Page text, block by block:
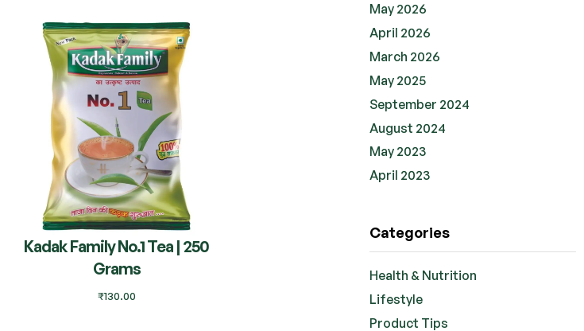
Kadak Family No.1 Tea | 250
Grams
₹130.00
May 2026
April 2026
March 2026
May 2025
September 2024
August 2024
May 2023
April 2023
Categories
Health & Nutrition
Lifestyle
Product Tips